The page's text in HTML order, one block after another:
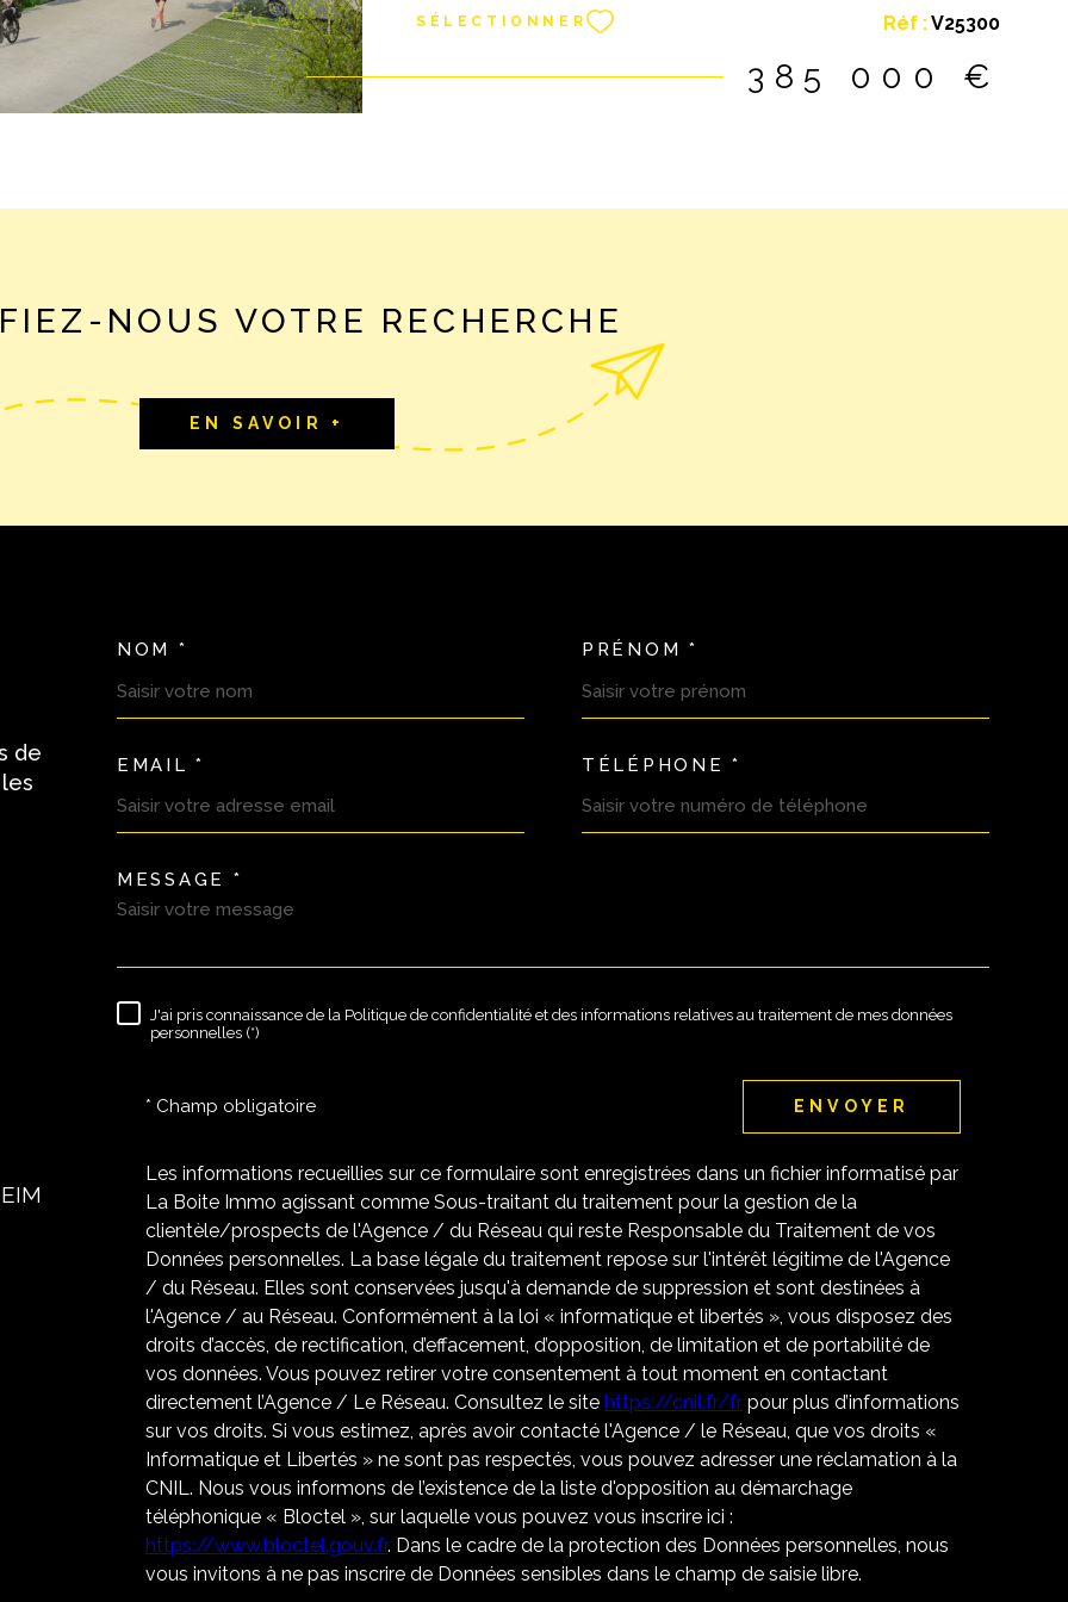
euros, F4 en rez de JARDIN 89 m² + terrasse 20 m² à 371.000
euros, F2 1 er étage 48 m² + terrasse 8 m² à 201.500 euros. Les
provisions de charges ne sont pas encore définies. Les résidences
offrent des prestations de qualité : carrelage PORCELANOSA à
Le tout dans un environnement résidentiel de qualité ! Ecoles et
et 2 ème trimestre 2027 (bâtiment B). Parkings couverts et non
couverts, garages disponibles, nous consulter. A VOIR avec B2L
immobilier Agence de Truchtersheim. Contactez Benoît LUDWIG
au 06.20.12.24.47. Les informations sur les risques auxquels ce
bien est exposé sont disponibles sur le site Géorisques
SÉLECTIONNER Réf :V25300
385 000 €
NOUS VOTRE RECHERCHE
EN SAVOIR +
de
TRAD_MELTEM_VOSCOORDONNEES
NOM * PRÉNOM *
EMAIL * TÉLÉPHONE *
TRAD_MELTEM_VOREDEMANDE
MESSAGE *
RÈGLEMENTATION
J'ai pris connaissance de la Politique de confidentialité et des informations relatives au traitement de mes données
personnelles (*)
* Champ obligatoire ENVOYER
Les informations recueillies sur ce formulaire sont enregistrées dans un fichier informatisé par
La Boite Immo agissant comme Sous-traitant du traitement pour la gestion de la
clientèle/prospects de l'Agence / du Réseau qui reste Responsable du Traitement de vos
Données personnelles. La base légale du traitement repose sur l'intérêt légitime de l'Agence
/ du Réseau. Elles sont conservées jusqu'à demande de suppression et sont destinées à
l'Agence / au Réseau. Conformément à la loi « informatique et libertés », vous disposez des
droits d’accès, de rectification, d’effacement, d’opposition, de limitation et de portabilité de
vos données. Vous pouvez retirer votre consentement à tout moment en contactant
directement l’Agence / Le Réseau. Consultez le site https://cnil.fr/fr pour plus d’informations
sur vos droits. Si vous estimez, après avoir contacté l'Agence / le Réseau, que vos droits «
Informatique et Libertés » ne sont pas respectés, vous pouvez adresser une réclamation à la
CNIL. Nous vous informons de l’existence de la liste d'opposition au démarchage
téléphonique « Bloctel », sur laquelle vous pouvez vous inscrire ici :
https://www.bloctel.gouv.fr. Dans le cadre de la protection des Données personnelles, nous
vous invitons à ne pas inscrire de Données sensibles dans le champ de saisie libre.